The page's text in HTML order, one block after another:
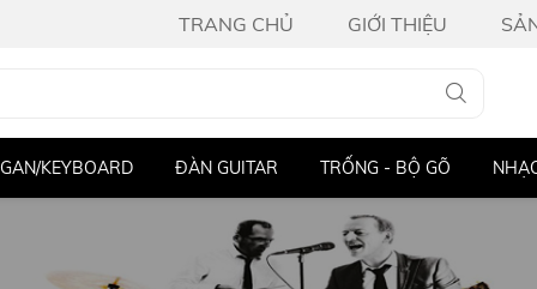
TRANG CHỦ GIỚI THIỆU
TRỐNG - BỘ GÕ NHẠC CỤ KHÁC THIẾT BỊ ÂM